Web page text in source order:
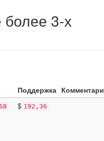
3-х
Поддержка
$ 192,36